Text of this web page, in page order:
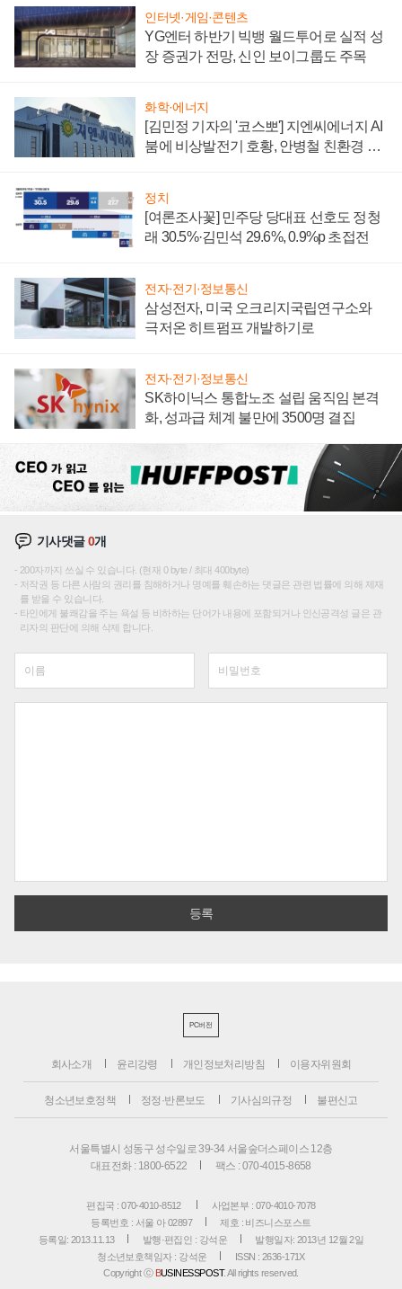
인터넷·게임·콘텐츠
YG엔터 하반기 빅뱅 월드투어로 실적 성
장 증권가 전망, 신인 보이그룹도 주목
화학·에너지
[김민정 기자의 '코스뽀'] 지엔씨에너지 AI
붐에 비상발전기 호황, 안병철 친환경 에
정치
[여론조사꽃] 민주당 당대표 선호도 정청
래 30.5%·김민석 29.6%, 0.9%p 초접전
전자·전기·정보통신
삼성전자, 미국 오크리지국립연구소와
극저온 히트펌프 개발하기로
전자·전기·정보통신
SK하이닉스 통합노조 설립 움직임 본격
화, 성과급 체계 불만에 3500명 결집
기사댓글0개
200자까지 쓰실 수 있습니다. (현재 0 byte / 최대 400byte)
저작권 등 다른 사람의 권리를 침해하거나 명예를 훼손하는 댓글은 관련 법률에 의해 제재
를 받을 수 있습니다.
타인에게 불쾌감을 주는 욕설 등 비하하는 단어가 내용에 포함되거나 인신공격성 글은 관
리자의 판단에 의해 삭제 합니다.
PC버전
회사소개 윤리강령 개인정보처리방침 이용자위원회
청소년보호정책 정정·반론보도 기사심의규정 불편신고
서울특별시 성동구 성수일로 39-34 서울숲더스페이스 12층
대표전화 : 1800-6522
팩스 : 070-4015-8658
편집국 : 070-4010-8512
사업본부 : 070-4010-7078
등록번호 : 서울 아 02897
제호 : 비즈니스포스트
등록일: 2013.11.13
발행·편집인 : 강석운
발행일자: 2013년 12월 2일
청소년보호책임자 : 강석운
ISSN : 2636-171X
Copyright ⓒ BUSINESSPOST. All rights reserved.